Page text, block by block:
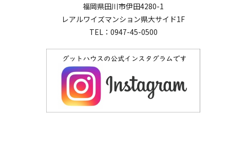
福岡県田川市伊田4280-1
レアルワイズマンション県大サイド1F
TEL：0947-45-0500